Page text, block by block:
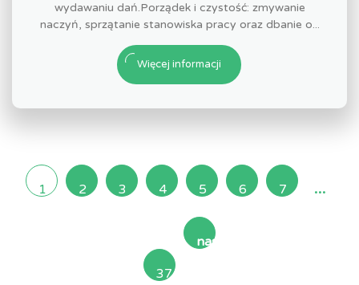
wydawaniu dań.Porządek i czystość: zmywanie
naczyń, sprzątanie stanowiska pracy oraz dbanie o...
Więcej informacji
1 2 3 4 5 6 7 ...
37
następna